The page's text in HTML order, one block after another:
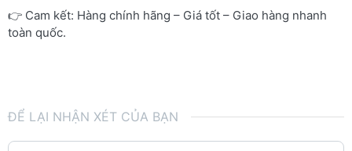
👉 Cam kết: Hàng chính hãng – Giá tốt – Giao hàng nhanh
toàn quốc.
ĐỂ LẠI NHẬN XÉT CỦA BẠN